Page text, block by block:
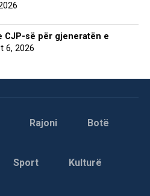
së për gjeneratën e
6, 2026
Rajoni Botë
Sport Kulturë